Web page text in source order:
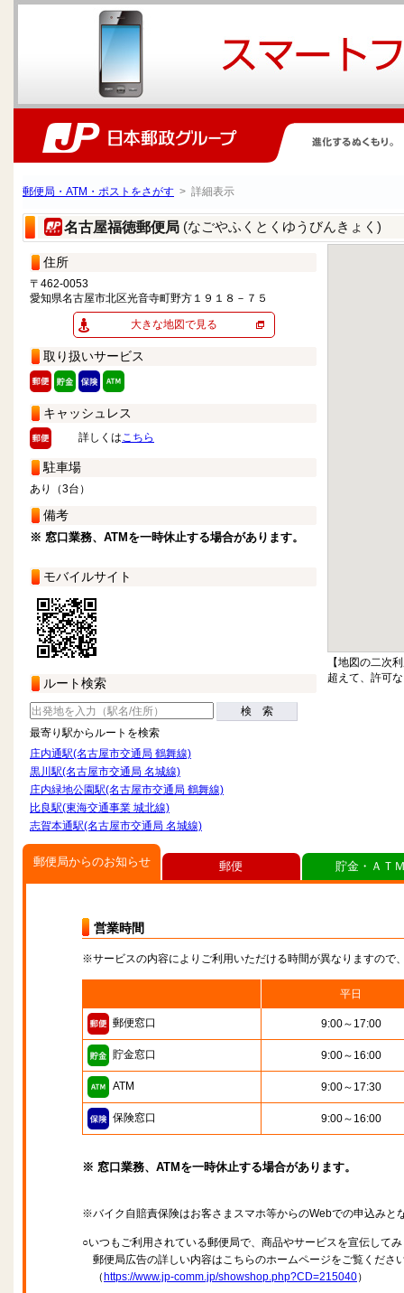
郵便局・ATM・ポストをさがす > 詳細表示
名古屋福徳郵便局 (なごやふくとくゆうびんきょく)
住所
〒462-0053
愛知県名古屋市北区光音寺町野方１９１８－７５
大きな地図で見る
取り扱いサービス
キャッシュレス
詳しくはこちら
駐車場
あり（3台）
備考
※ 窓口業務、ATMを一時休止する場合があります。
モバイルサイト
ルート検索
検 索
最寄り駅からルートを検索
庄内通駅(名古屋市交通局 鶴舞線)
黒川駅(名古屋市交通局 名城線)
庄内緑地公園駅(名古屋市交通局 鶴舞線)
比良駅(東海交通事業 城北線)
志賀本通駅(名古屋市交通局 名城線)
【地図の二次
超えて、許可
郵便局からのお知らせ
営業時間
※サービスの内容によりご利用いただける時間が異なりますので
平日
郵便窓口 9:00～17:00
貯金窓口 9:00～16:00
ATM 9:00～17:30
保険窓口 9:00～16:00
※ 窓口業務、ATMを一時休止する場合があります。
※バイク自賠責保険はお客さまスマホ等からのWebでの申込みと
○いつもご利用されている郵便局で、商品やサービスを宣伝して
郵便局広告の詳しい内容はこちらのホームページをご覧くださ
（ https://www.jp-comm.jp/showshop.php?CD=215040）
郵便 貯金・ＡＴ